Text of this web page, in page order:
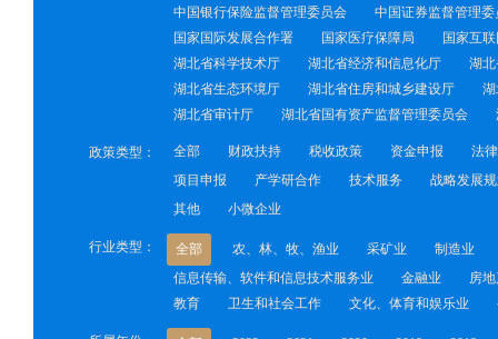
中国银行保险监督管理委员会
中国证券监督管理委
国家国际发展合作署
国家医疗保障局
国家互
湖北省科学技术厅
湖北省经济和信息化厅
湖
湖北省生态环境厅
湖北省住房和城乡建设厅
湖北省审计厅
湖北省国有资产监督管理委员会
政策类型： 全部 财政扶持 税收政策 资金申报
法
项目申报
产学研合作 技术服务
战略发展
其他
小微企业
行业类型： 全部 农、林、牧、渔业 采矿业
制造业
信息传输、软件和信息技术服务业
金融业
房
教育
卫生和社会工作 文化、体育和娱乐业